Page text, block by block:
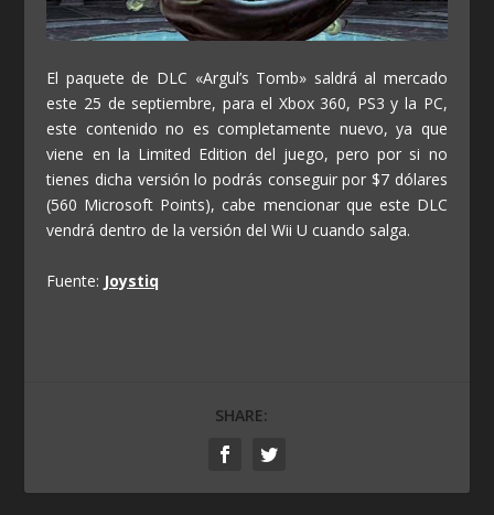
El paquete de DLC «Argul’s Tomb» saldrá al mercado
este 25 de septiembre, para el Xbox 360, PS3 y la PC,
este contenido no es completamente nuevo, ya que
viene en la Limited Edition del juego, pero por si no
tienes dicha versión lo podrás conseguir por $7 dólares
(560 Microsoft Points), cabe mencionar que este DLC
vendrá dentro de la versión del Wii U cuando salga.
Fuente: Joystiq
SHARE: